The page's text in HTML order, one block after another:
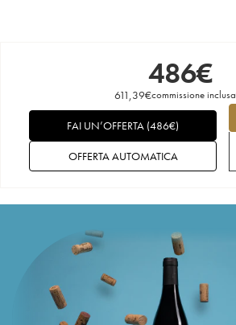
486€
611,39€commissione inclusa
FAI UN’OFFERTA (486€)
OFFERTA AUTOMATICA